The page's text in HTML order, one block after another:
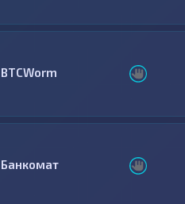
BTCWorm
Банкомат